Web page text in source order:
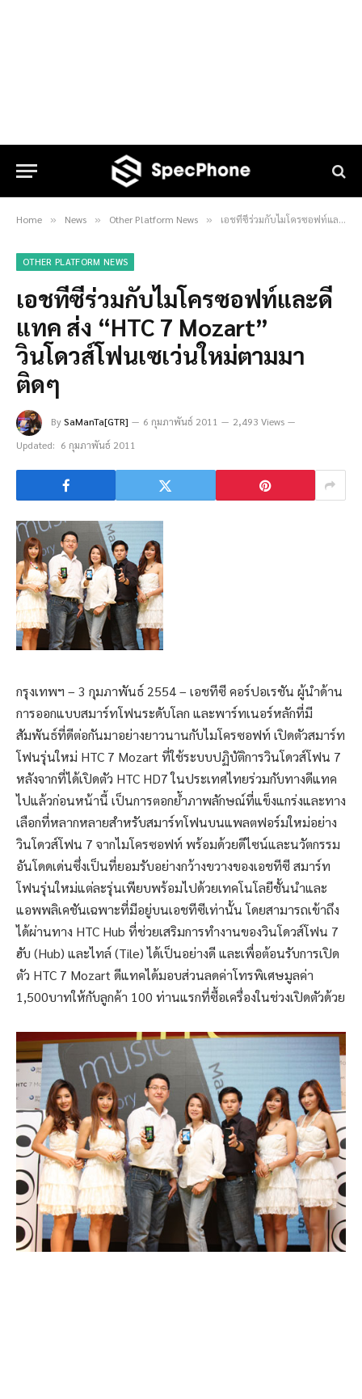
Home » News » Other Platform News » เอชทีซีร่วมกับไมโครซอฟท์และดีแทค ส่ง “HTC 7 Mozart” วินโดวส์โฟนเซเว่นใหม่ตามมาติดๆ
OTHER PLATFORM NEWS
เอชทีซีร่วมกับไมโครซอฟท์และดี
แทค ส่ง “HTC 7 Mozart”
วินโดวส์โฟนเซเว่นใหม่ตามมา
ติดๆ
BySaManTa[GTR] 6 กุมภาพันธ์ 2011
2,493 Views
Updated: 6 กุมภาพันธ์ 2011
กรุงเทพฯ – 3 กุมภาพันธ์ 2554 – เอชทีซี คอร์ปอเรชัน ผู้นำด้าน
การออกแบบสมาร์ทโฟนระดับโลก และพาร์ทเนอร์หลักที่มี
สัมพันธ์ที่ดีต่อกันมาอย่างยาวนานกับไมโครซอฟท์ เปิดตัวสมาร์ท
โฟนรุ่นใหม่ HTC 7 Mozart ที่ใช้ระบบปฏิบัติการวินโดวส์โฟน 7
หลังจากที่ได้เปิดตัว HTC HD7 ในประเทศไทยร่วมกับทางดีแทค
ไปแล้วก่อนหน้านี้ เป็นการตอกย้ำภาพลักษณ์ที่แข็งแกร่งและทาง
เลือกที่หลากหลายสำหรับสมาร์ทโฟนบนแพลตฟอร์มใหม่อย่าง
วินโดวส์โฟน 7 จากไมโครซอฟท์ พร้อมด้วยดีไซน์และนวัตกรรม
อันโดดเด่นซึ่งเป็นที่ยอมรับอย่างกว้างขวางของเอชทีซี สมาร์ท
โฟนรุ่นใหม่แต่ละรุ่นเพียบพร้อมไปด้วยเทคโนโลยีชั้นนำและ
แอพพลิเคชันเฉพาะที่มีอยู่บนเอชทีซีเท่านั้น โดยสามารถเข้าถึง
ได้ผ่านทาง HTC Hub ที่ช่วยเสริมการทำงานของวินโดวส์โฟน 7
ฮับ (Hub) และไทล์ (Tile) ได้เป็นอย่างดี และเพื่อต้อนรับการเปิด
ตัว HTC 7 Mozart ดีแทคได้มอบส่วนลดค่าโทรพิเศษมูลค่า
1,500บาทให้กับลูกค้า 100 ท่านแรกที่ซื้อเครื่องในช่วงเปิดตัวด้วย